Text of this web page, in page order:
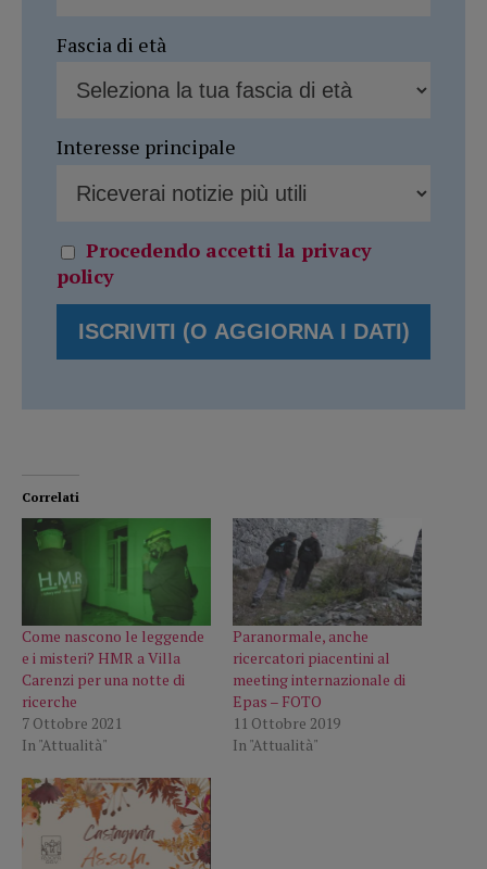
Fascia di età
Interesse principale
Procedendo accetti la privacy
policy
Correlati
Come nascono le leggende
e i misteri? HMR a Villa
Carenzi per una notte di
ricerche
7 Ottobre 2021
In "Attualità"
Paranormale, anche
ricercatori piacentini al
meeting internazionale di
Epas – FOTO
11 Ottobre 2019
In "Attualità"